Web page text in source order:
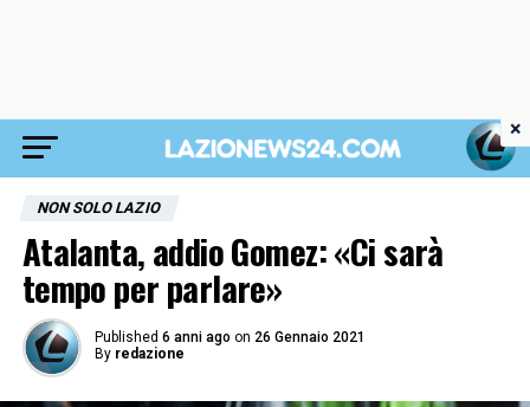
NON SOLO LAZIO
Atalanta, addio Gomez: «Ci sarà
tempo per parlare»
Published 6 anni ago on 26 Gennaio 2021
By redazione
×